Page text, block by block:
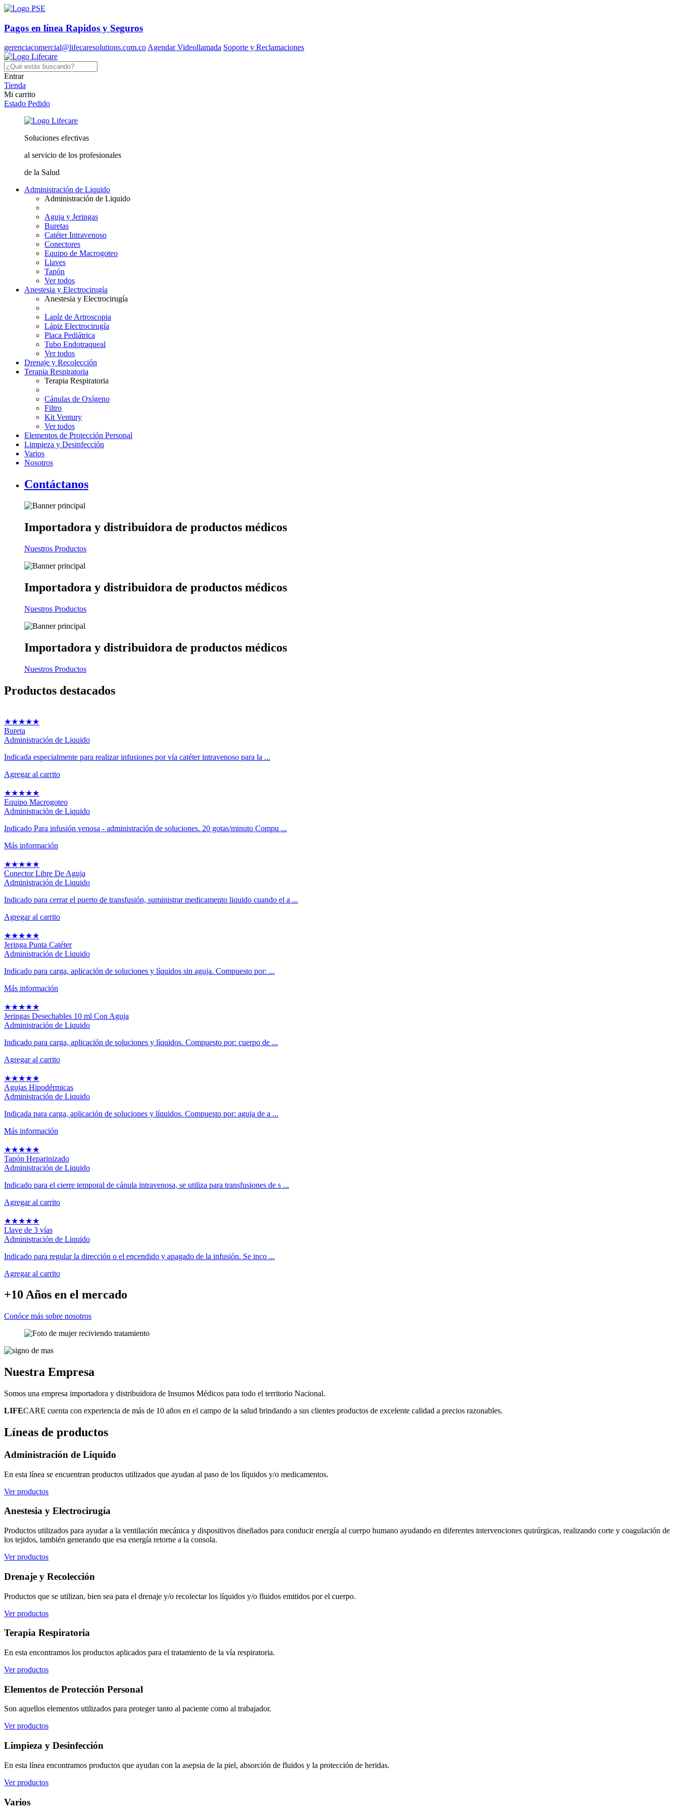
Pagos en línea Rapidos y Seguros
gerenciacomercial@lifecaresolutions.com.coAgendar Videollamada Soporte y Reclamaciones
Entrar
Tienda
Mi carrito
Estado Pedido
Soluciones efectivas
al servicio de los profesionales
de la Salud
Administración de Liquido
Administración de Liquido
Aguja y Jeringas
Buretas
Catéter Intravenoso
Conectores
Equipo de Macrogoteo
Llaves
Tapón
Ver todos
Anestesia y Electrocirugía
Anestesia y Electrocirugía
Lapíz de Artroscopia
Lápiz Electrocirugía
Placa Pediátrica
Tubo Endotraqueal
Ver todos
Drenaje y Recolección
Terapia Respiratoria
Terapia Respiratoria
Cánulas de Oxígeno
Filtro
Kit Ventury
Ver todos
Elementos de Protección Personal
Limpieza y Desinfección
Varios
Nosotros
Contáctanos
Importadora y distribuidora de productos médicos
Nuestros Productos
Importadora y distribuidora de productos médicos
Nuestros Productos
Importadora y distribuidora de productos médicos
Nuestros Productos
Productos destacados
★★★★★
Bureta
Administración de Liquido
Indicada especialmente para realizar infusiones por vía catéter intravenoso para la ...
Agregar al carrito
★★★★★
Equipo Macrogoteo
Administración de Liquido
Indicado Para infusión venosa - administración de soluciones. 20 gotas/minuto Compu ...
Más información
★★★★★
Conector Libre De Aguja
Administración de Liquido
Indicado para cerrar el puerto de transfusión, suministrar medicamento liquido cuando el a ...
Agregar al carrito
★★★★★
Jeringa Punta Catéter
Administración de Liquido
Indicado para carga, aplicación de soluciones y líquidos sin aguja. Compuesto por: ...
Más información
★★★★★
Jeringas Desechables 10 ml Con Aguja
Administración de Liquido
Indicado para carga, aplicación de soluciones y líquidos. Compuesto por: cuerpo de ...
Agregar al carrito
★★★★★
Agujas Hipodérmicas
Administración de Liquido
Indicada para carga, aplicación de soluciones y líquidos. Compuesto por: aguja de a ...
Más información
★★★★★
Tapón Heparinizado
Administración de Liquido
Indicado para el cierre temporal de cánula intravenosa, se utiliza para transfusiones de s ...
Agregar al carrito
★★★★★
Llave de 3 vías
Administración de Liquido
Indicado para regular la dirección o el encendido y apagado de la infusión. Se inco ...
Agregar al carrito
+10 Años en el mercado
Conóce más sobre nosotros
Nuestra Empresa
Somos una empresa importadora y distribuidora de Insumos Médicos para todo el territorio Nacional.
LIFECARE cuenta con experiencia de más de 10 años en el campo de la salud brindando a sus clientes productos de excelente calidad a precios razonables.
Líneas de productos
Administración de Liquido
En esta línea se encuentran productos utilizados que ayudan al paso de los líquidos y/o medicamentos.
Ver productos
Anestesia y Electrocirugía
Productos utilizados para ayudar a la ventilación mecánica y dispositivos diseñados para conducir energía al cuerpo humano ayudando en diferentes intervenciones quirúrgicas, realizando corte y coagulación de
los tejidos, también generando que esa energía retorne a la consola.
Ver productos
Drenaje y Recolección
Productos que se utilizan, bien sea para el drenaje y/o recolectar los líquidos y/o fluidos emitidos por el cuerpo.
Ver productos
Terapia Respiratoria
En esta encontramos los productos aplicados para el tratamiento de la vía respiratoria.
Ver productos
Elementos de Protección Personal
Son aquellos elementos utilizados para proteger tanto al paciente como al trabajador.
Ver productos
Limpieza y Desinfección
En esta línea encontramos productos que ayudan con la asepsia de la piel, absorción de fluidos y la protección de heridas.
Ver productos
Varios